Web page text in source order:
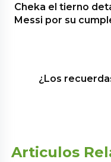
Cheka el tierno
Messi por su
¿Los
Articulos